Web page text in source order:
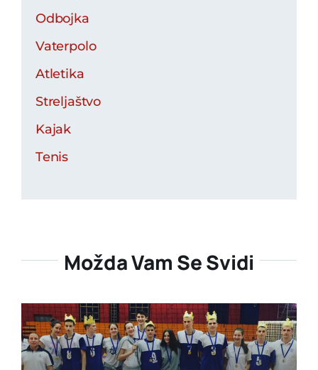
Odbojka
Vaterpolo
Atletika
Streljaštvo
Kajak
Tenis
Možda Vam Se Svidi